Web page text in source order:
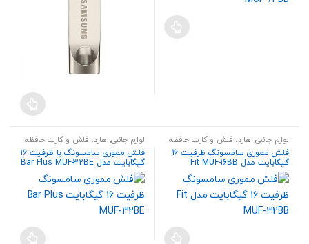
لوازم جانبی, هارد، فلش و کارت حافظه
فلش مموری سامسونگ ظرفیت 16
گیگابایت مدل Fit MUF-16BB
لوازم جانبی, هارد، فلش و کارت حافظه
فلش مموری سامسونگ با ظرفیت 16
گیگابایت مدل Bar Plus MUF-32BE